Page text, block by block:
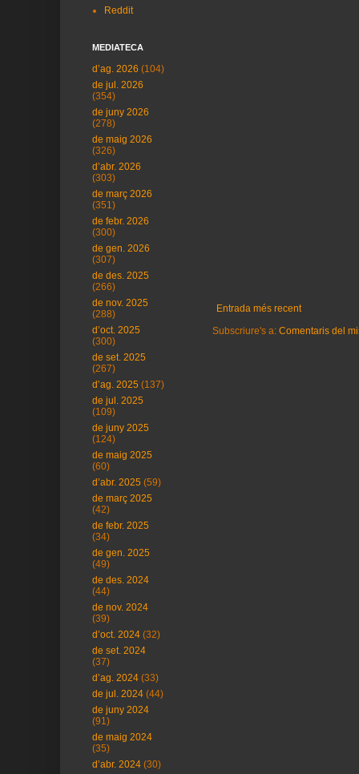
Entrada més recent
Subscriure's a: Comentaris del
Reddit
MEDIATECA
d’ag. 2026 (104)
de jul. 2026
(354)
de juny 2026
(278)
de maig 2026
(326)
d’abr. 2026
(303)
de març 2026
(351)
de febr. 2026
(300)
de gen. 2026
(307)
de des. 2025
(266)
de nov. 2025
(288)
d’oct. 2025
(300)
de set. 2025
(267)
d’ag. 2025 (137)
de jul. 2025
(109)
de juny 2025
(124)
de maig 2025
(60)
d’abr. 2025 (59)
de març 2025
(42)
de febr. 2025
(34)
de gen. 2025
(49)
de des. 2024
(44)
de nov. 2024
(39)
d’oct. 2024 (32)
de set. 2024
(37)
d’ag. 2024 (33)
de jul. 2024 (44)
de juny 2024
(91)
de maig 2024
(35)
d’abr. 2024 (30)